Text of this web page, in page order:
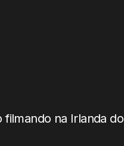
filmando na Irlanda do